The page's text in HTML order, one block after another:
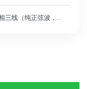
线（纯正弦波，